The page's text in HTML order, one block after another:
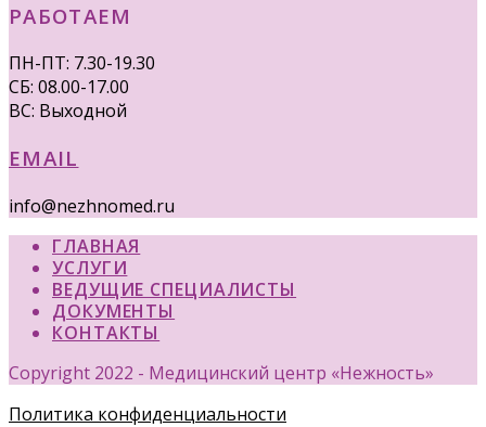
РАБОТАЕМ
ПН-ПТ: 7.30-19.30
СБ: 08.00-17.00
ВС: Выходной
EMAIL
info@nezhnomed.ru
ГЛАВНАЯ
УСЛУГИ
ВЕДУЩИЕ СПЕЦИАЛИСТЫ
ДОКУМЕНТЫ
КОНТАКТЫ
Copyright 2022 - Медицинский центр «Нежность»
Политика конфиденциальности